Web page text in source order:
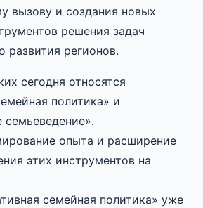
вызову и создания новых
решения задач
развития регионов.
сегодня относятся
политика» и
семьеведение».
опыта и расширение
этих инструментов на
семейная политика» уже